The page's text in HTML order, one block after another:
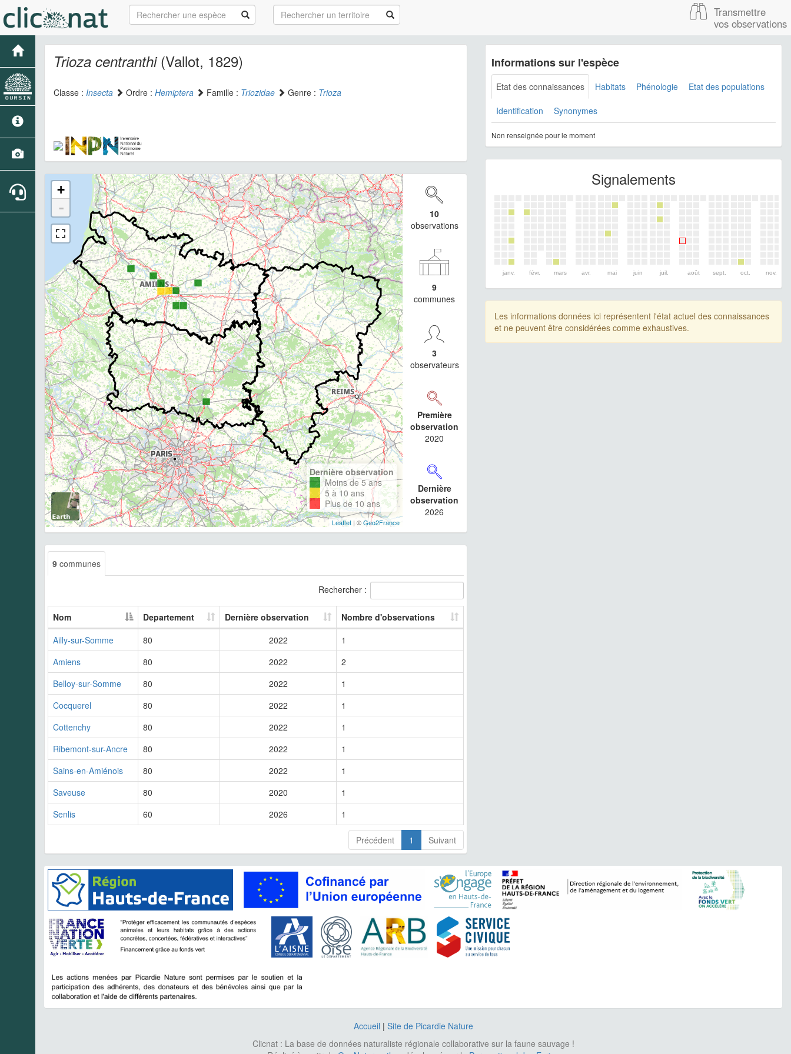
Transmettre
vos observations
Trioza centranthi(Vallot, 1829)
Classe : Insecta Ordre : Hemiptera Famille : Triozidae Genre : Trioza
+
-
Dernière observation
Moins de 5 ans
5 à 10 ans
Plus de 10 ans
Leaflet| ©Geo2France
10
observations
9
communes
3
observateurs
Première
observation
2020
Dernière
observation
2026
9 communes
Rechercher :
Nom Departement Dernière observation
Nombre d'observations
Ailly-sur-Somme
80 2022
1
Amiens
80 2022
2
Belloy-sur-Somme
80 2022
1
Cocquerel
80 2022
1
Cottenchy
80 2022
1
Ribemont-sur-Ancre
80 2022
1
Sains-en-Amiénois
80 2022
1
Saveuse
80 2020
1
Senlis
60 2026 1
Précédent 1 Suivant
Informations sur l'espèce
Etat des connaissances Habitats Phénologie Etat des populations
Identification Synonymes
Non renseignée pour le moment
Signalements
janv. févr. mars avr. mai juin juil. août sept. oct. nov.
Les informations données ici représentent l'état actuel des connaissances
et ne peuvent être considérées comme exhaustives.
Accueil | Site de Picardie Nature
Clicnat : La base de données naturaliste régionale collaborative sur la faune sauvage !